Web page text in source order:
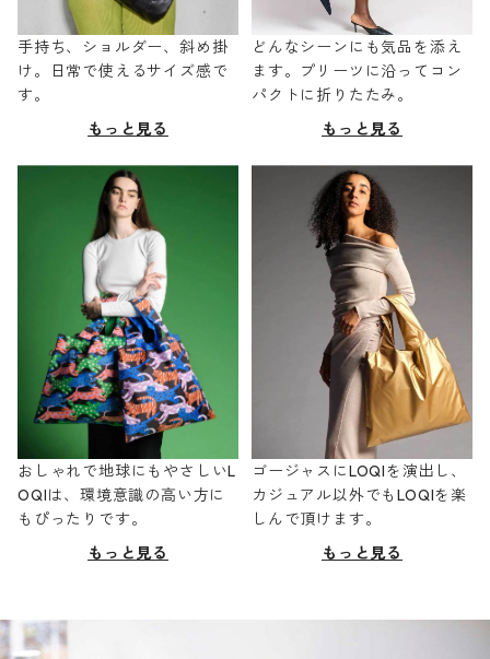
手持ち、ショルダー、斜め掛
け。日常で使えるサイズ感で
す。
もっと見る
どんなシーンにも気品を添え
ます。プリーツに沿ってコン
パクトに折りたたみ。
もっと見る
おしゃれで地球にもやさしいL
OQIは、環境意識の高い方に
もぴったりです。
もっと見る
ゴージャスにLOQIを演出し、
カジュアル以外でもLOQIを楽
しんで頂けます。
もっと見る